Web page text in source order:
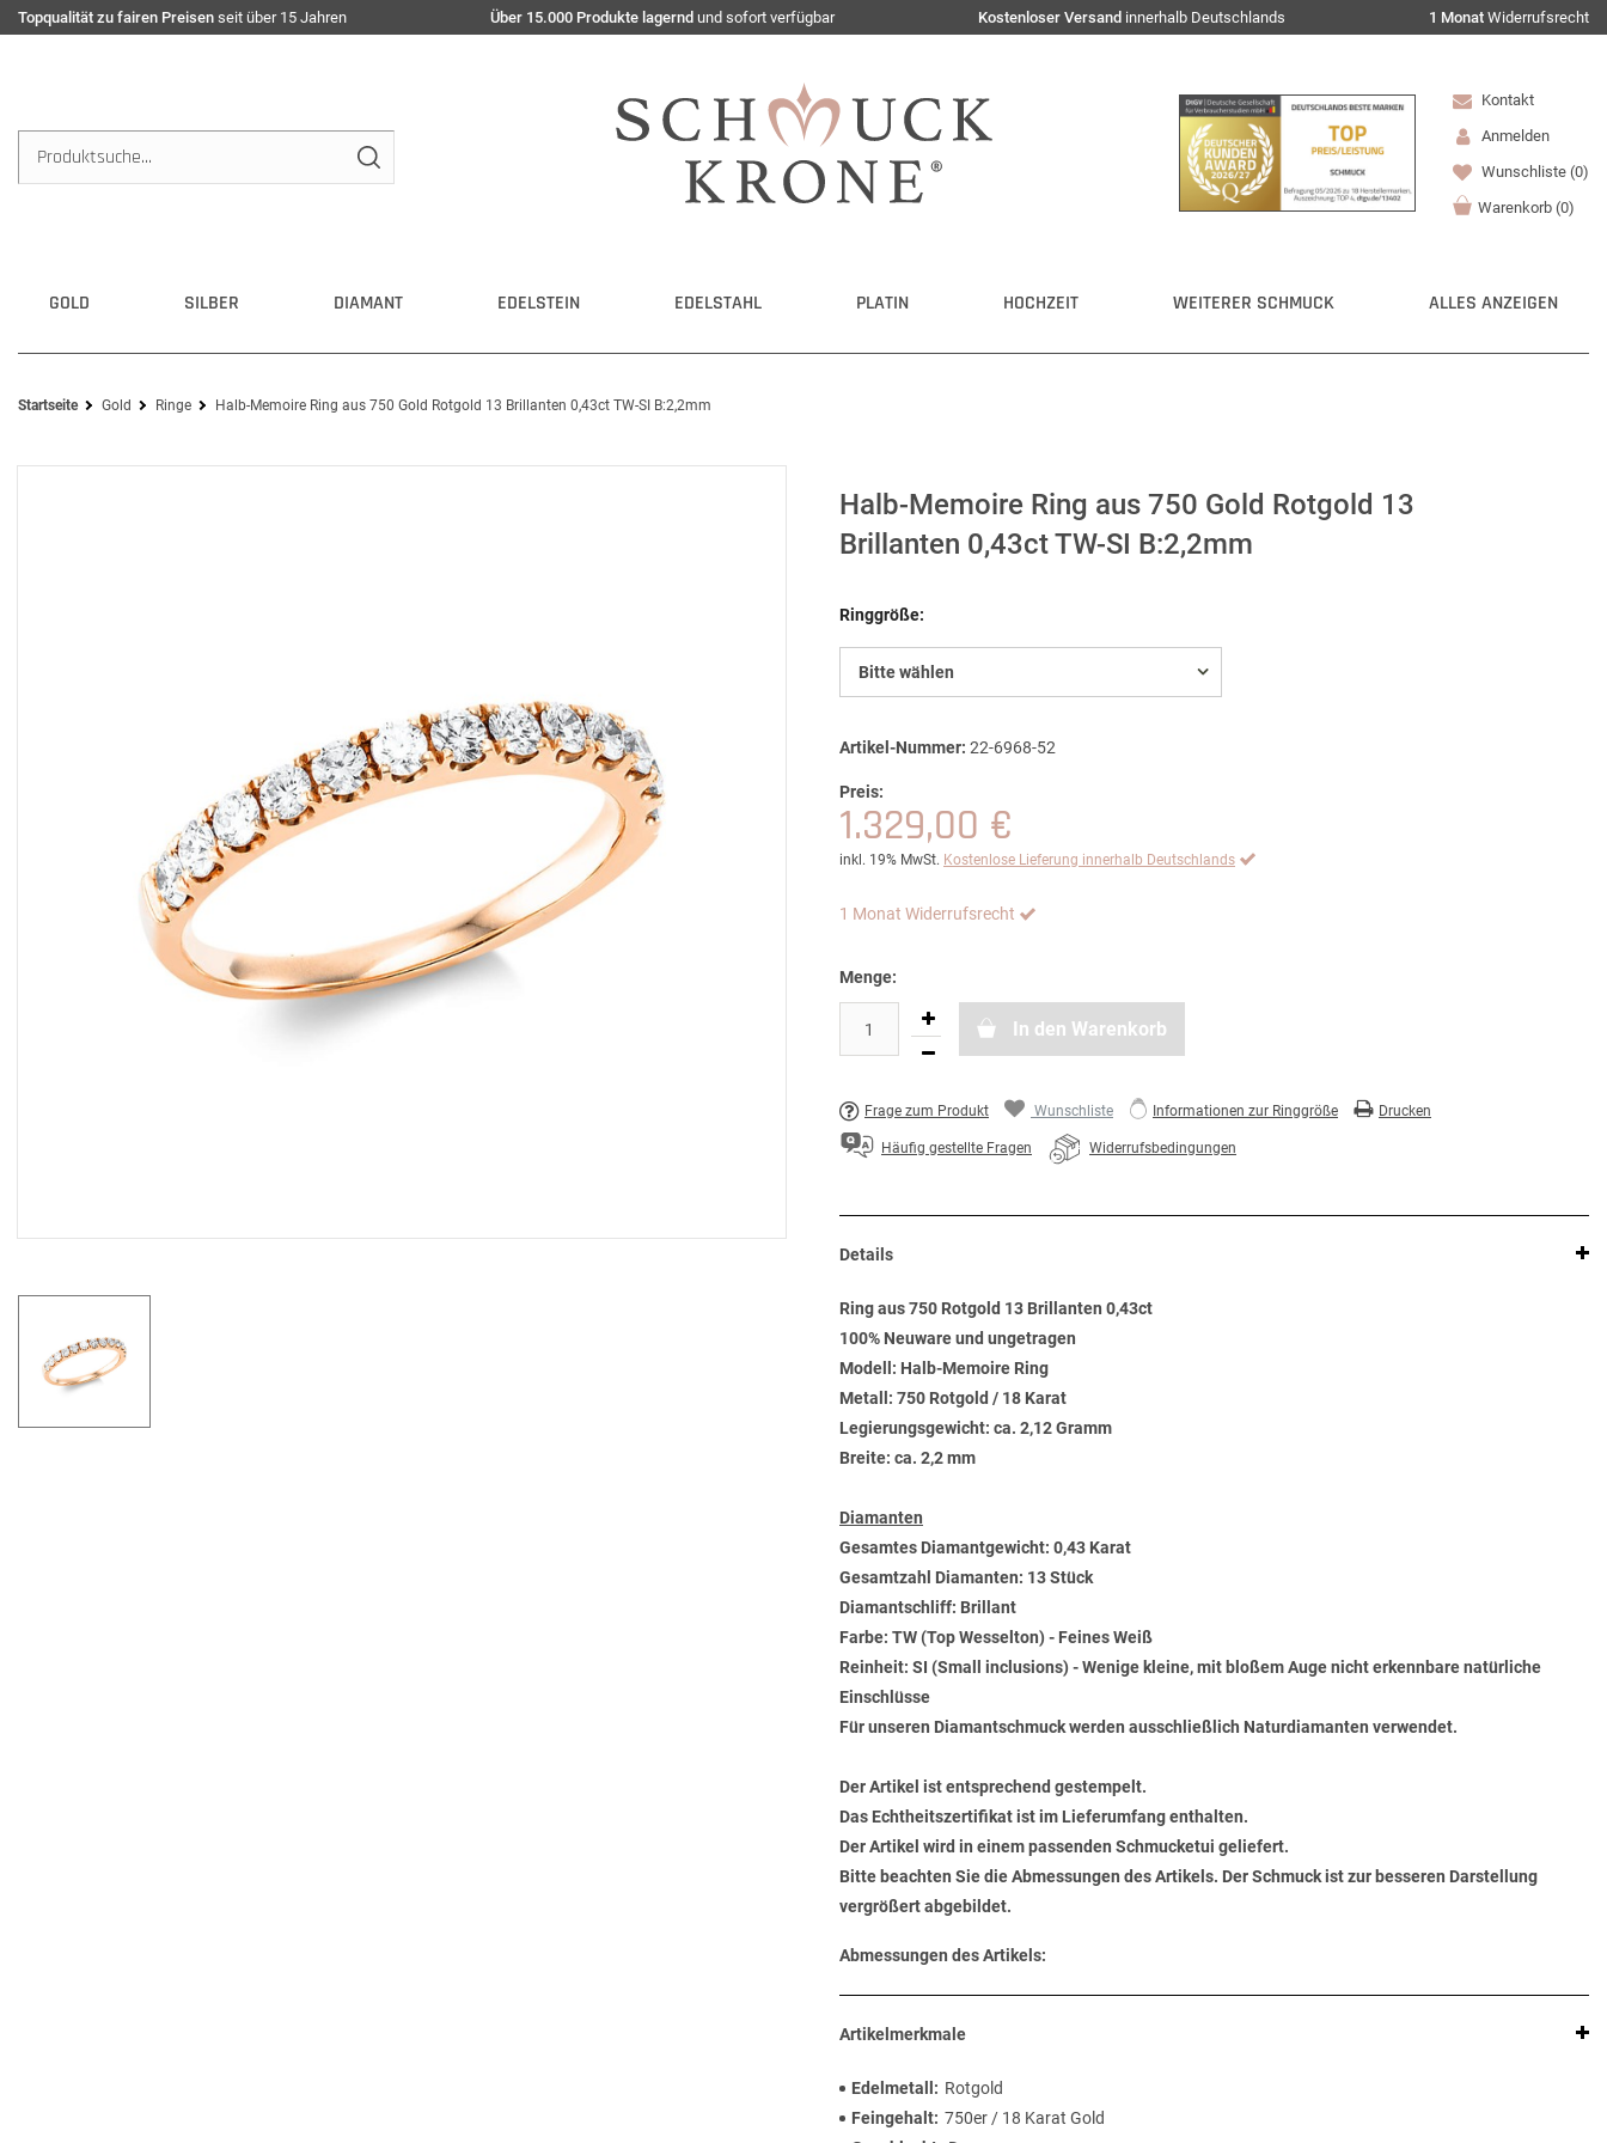
Topqualität zu fairen Preisen seit über 15 Jahren Über 15.000 Produkte lagernd und sofort verfügbar Kostenloser Versand innerhalb Deutschlands 1 Monat Widerrufsrecht
Kontakt
Anmelden
Wunschliste (0)
Warenkorb (0)
GOLD SILBER DIAMANT EDELSTEIN EDELSTAHL PLATIN HOCHZEIT WEITERER SCHMUCK ALLES ANZEIGEN
Startseite Gold Ringe Halb-Memoire Ring aus 750 Gold Rotgold 13 Brillanten 0,43ct TW-SI B:2,2mm
Halb-Memoire Ring aus 750 Gold Rotgold 13
Brillanten 0,43ct TW-SI B:2,2mm
Ringgröße:
Bitte wählen
Artikel-Nummer: 22-6968-52
Preis:
1.329,00 €
inkl. 19% MwSt. Kostenlose Lieferung innerhalb Deutschlands
1 Monat Widerrufsrecht
Menge:
In den Warenkorb
Frage zum Produkt Wunschliste Informationen zur Ringgröße Drucken
Häufig gestellte Fragen Widerrufsbedingungen
Details
Ring aus 750 Rotgold 13 Brillanten 0,43ct
100% Neuware und ungetragen
Modell: Halb-Memoire Ring
Metall: 750 Rotgold / 18 Karat
Legierungsgewicht: ca. 2,12 Gramm
Breite: ca. 2,2 mm
Diamanten
Gesamtes Diamantgewicht: 0,43 Karat
Gesamtzahl Diamanten: 13 Stück
Diamantschliff: Brillant
Farbe: TW (Top Wesselton) - Feines Weiß
Reinheit: SI (Small inclusions) - Wenige kleine, mit bloßem Auge nicht erkennbare natürliche
Einschlüsse
Für unseren Diamantschmuck werden ausschließlich Naturdiamanten verwendet.
Der Artikel ist entsprechend gestempelt.
Das Echtheitszertifikat ist im Lieferumfang enthalten.
Der Artikel wird in einem passenden Schmucketui geliefert.
Bitte beachten Sie die Abmessungen des Artikels. Der Schmuck ist zur besseren Darstellung
vergrößert abgebildet.
Abmessungen des Artikels:
Artikelmerkmale
Edelmetall
Rotgold
Feingehalt 750er / 18 Karat Gold